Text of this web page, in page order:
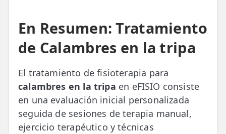
En Resumen: Tratamiento
de Calambres en la tripa
El tratamiento de fisioterapia para
calambres en la tripa en eFISIO consiste
en una evaluación inicial personalizada
seguida de sesiones de terapia manual,
ejercicio terapéutico y técnicas